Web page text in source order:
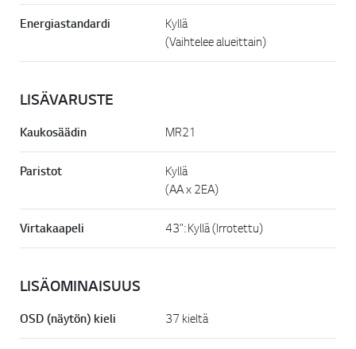
Energiastandardi
Kyllä
(Vaihtelee alueittain)
LISÄVARUSTE
Kaukosäädin MR21
Paristot
Kyllä
(AA x 2EA)
Virtakaapeli 43": Kyllä (Irrotettu)
LISÄOMINAISUUS
OSD (näytön) kieli 37 kieltä